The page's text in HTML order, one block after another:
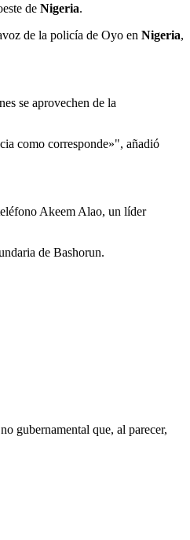
de Nigeria.
de la policía de Oyo en Nigeria,
se aprovechen de la
como corresponde»", añadió
Akeem Alao, un líder
de Bashorun.
gubernamental que, al parecer,